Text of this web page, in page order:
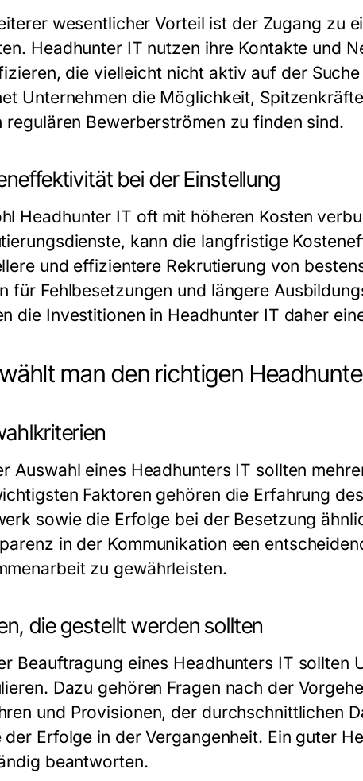
wesentlicher Vorteil ist der Zugang zu
Headhunter IT nutzen ihre Kontakte und
die vielleicht nicht aktiv auf der
Unternehmen die Möglichkeit,
regulären Bewerberströmen zu finden sind.
bei der Einstellung
Headhunter IT oft mit höheren Kosten
kann die langfristige
und effizientere Rekrutierung von
für Fehlbesetzungen und längere
die Investitionen in Headhunter IT daher
man den richtigen
Auswahl eines Headhunters IT sollten
Faktoren gehören die Erfahrung
sowie die Erfolge bei der Besetzung
in der Kommunikation een
zu gewährleisten.
die gestellt werden sollten
Beauftragung eines Headhunters IT sollten
Dazu gehören Fragen nach der
und Provisionen, der durchschnittlichen
der Erfolge in der Vergangenheit. Ein guter
beantworten.